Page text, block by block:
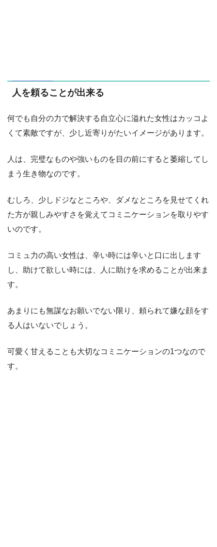
人を頼ることが出来る
何でも自分の力で解決する自立心に溢れた女性はカッコよ
くて素敵ですが、少し近寄りがたいイメージがあります。
人は、完璧なものや強いものを目の前にすると萎縮してし
まう生き物なのです。
むしろ、少しドジなところや、ダメなところを見せてくれ
た方が親しみやすさを覚えてコミニケーションを取りやす
いのです。
コミュ力の高い女性は、辛い時には辛いと口に出します
し、助けて欲しい時には、人に助けを求めることが出来ま
す。
あまりにも無謀なお願いでない限り、頼られて嫌な顔をす
る人はいないでしょう。
可愛く甘えることも大切なコミニケーションの1つなので
す。